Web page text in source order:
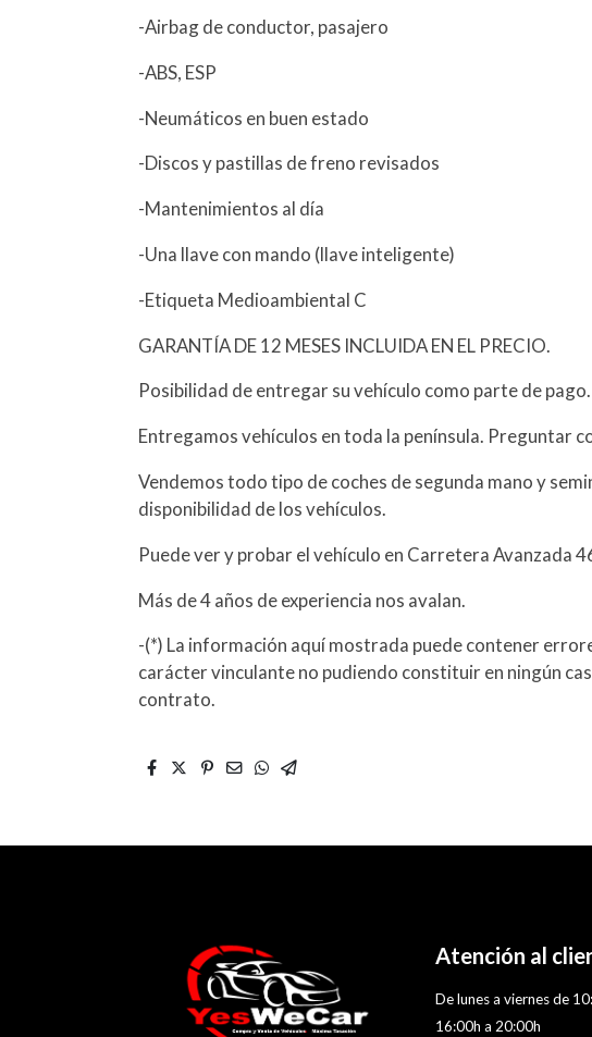
-Airbag de conductor, pasajero
-ABS, ESP
-Neumáticos en buen estado
-Discos y pastillas de freno revisados
-Mantenimientos al día
-Una llave con mando (llave inteligente)
-Etiqueta Medioambiental C
GARANTÍA DE 12 MESES INCLUIDA EN EL PRECIO.
Posibilidad de entregar su vehículo como parte de
Entregamos vehículos en toda la península. Preguntar
Vendemos todo tipo de coches de segunda mano y
disponibilidad de los vehículos.
Puede ver y probar el vehículo en Carretera Avanzada
Más de 4 años de experiencia nos avalan.
-(*) La información aquí mostrada puede contener
carácter vinculante no pudiendo constituir en ningún
contrato.
Atención al
De lunes a viernes de
16:00h a 20:00h